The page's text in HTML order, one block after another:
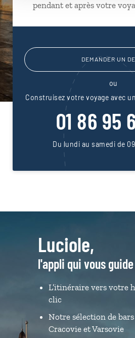
pendant et après votre
DEMANDER UN
ou
Construisez votre voyage avec
01 86 95
Du lundi au samedi de
Luciole,
l'appli qui vous
L’itinéraire vers votre
clic
Notre sélection de bars
Cracovie et Varsovie